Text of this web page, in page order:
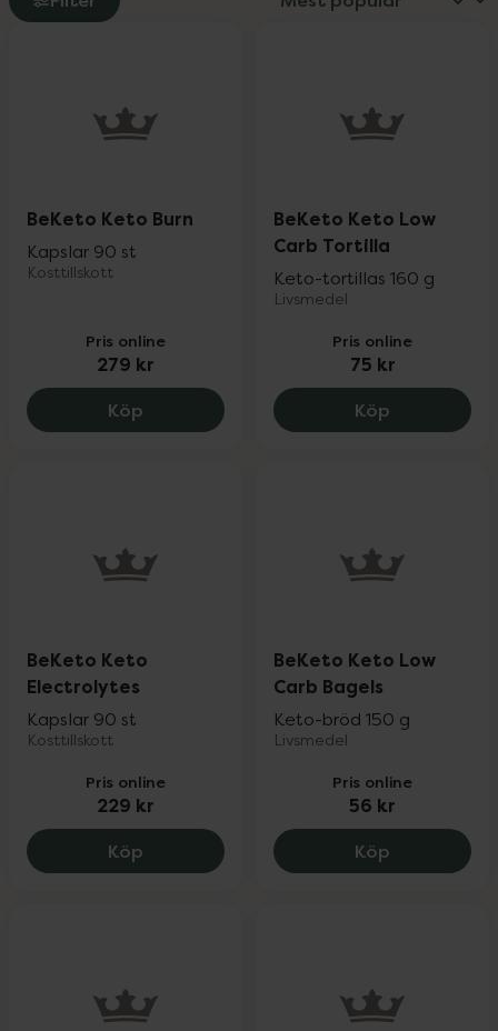
BeKeto Keto Burn
Kapslar 90 st
Kosttillskott
Pris online
279 kr
Köp BeKeto Keto Burn, 279 kr.
BeKeto Keto Low
Carb Tortilla
Keto-tortillas 160 g
Livsmedel
Pris online
75 kr
Köp BeKeto
BeKeto Keto
Electrolytes
Kapslar 90 st
Kosttillskott
Pris online
229 kr
Köp BeKeto Keto Electrolytes, 229 kr.
BeKeto Keto Low
Carb Bagels
Keto-bröd 150 g
Livsmedel
Pris online
56 kr
Köp BeKeto